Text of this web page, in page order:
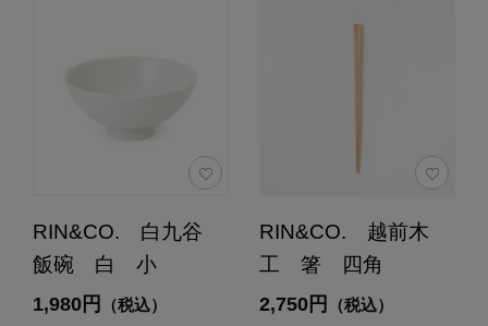
RIN&CO. 白九谷
飯碗 白 小
1,980円 （税込）
RIN&CO. 越前木
工 箸 四角
2,750円 （税込）